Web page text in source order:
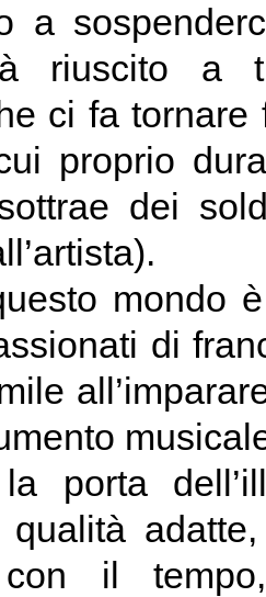
a
riuscito a
ci fa tornare
proprio
dei
mondo
di
porta
con il